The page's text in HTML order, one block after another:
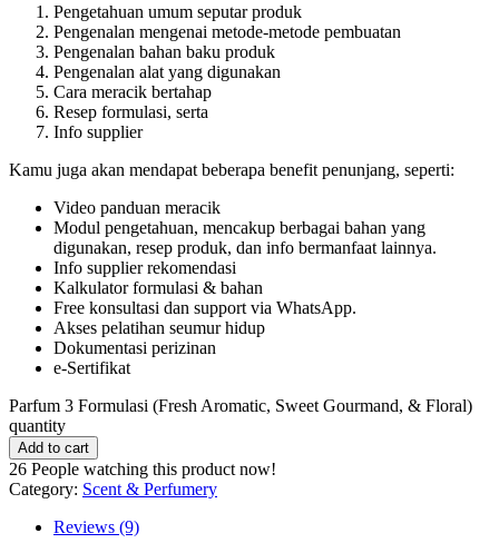
Pengetahuan umum seputar produk
Pengenalan mengenai metode-metode pembuatan
Pengenalan bahan baku produk
Pengenalan alat yang digunakan
Cara meracik bertahap
Resep formulasi, serta
Info supplier
Kamu juga akan mendapat beberapa benefit penunjang, seperti:
Video panduan meracik
Modul pengetahuan, mencakup berbagai bahan yang
digunakan, resep produk, dan info bermanfaat lainnya.
Info supplier rekomendasi
Kalkulator formulasi & bahan
Free konsultasi dan support via WhatsApp.
Akses pelatihan seumur hidup
Dokumentasi perizinan
e-Sertifikat
Parfum 3 Formulasi (Fresh Aromatic, Sweet Gourmand, & Floral)
quantity
Add to cart
26 People watching this product now!
Category: Scent & Perfumery
Reviews (9)